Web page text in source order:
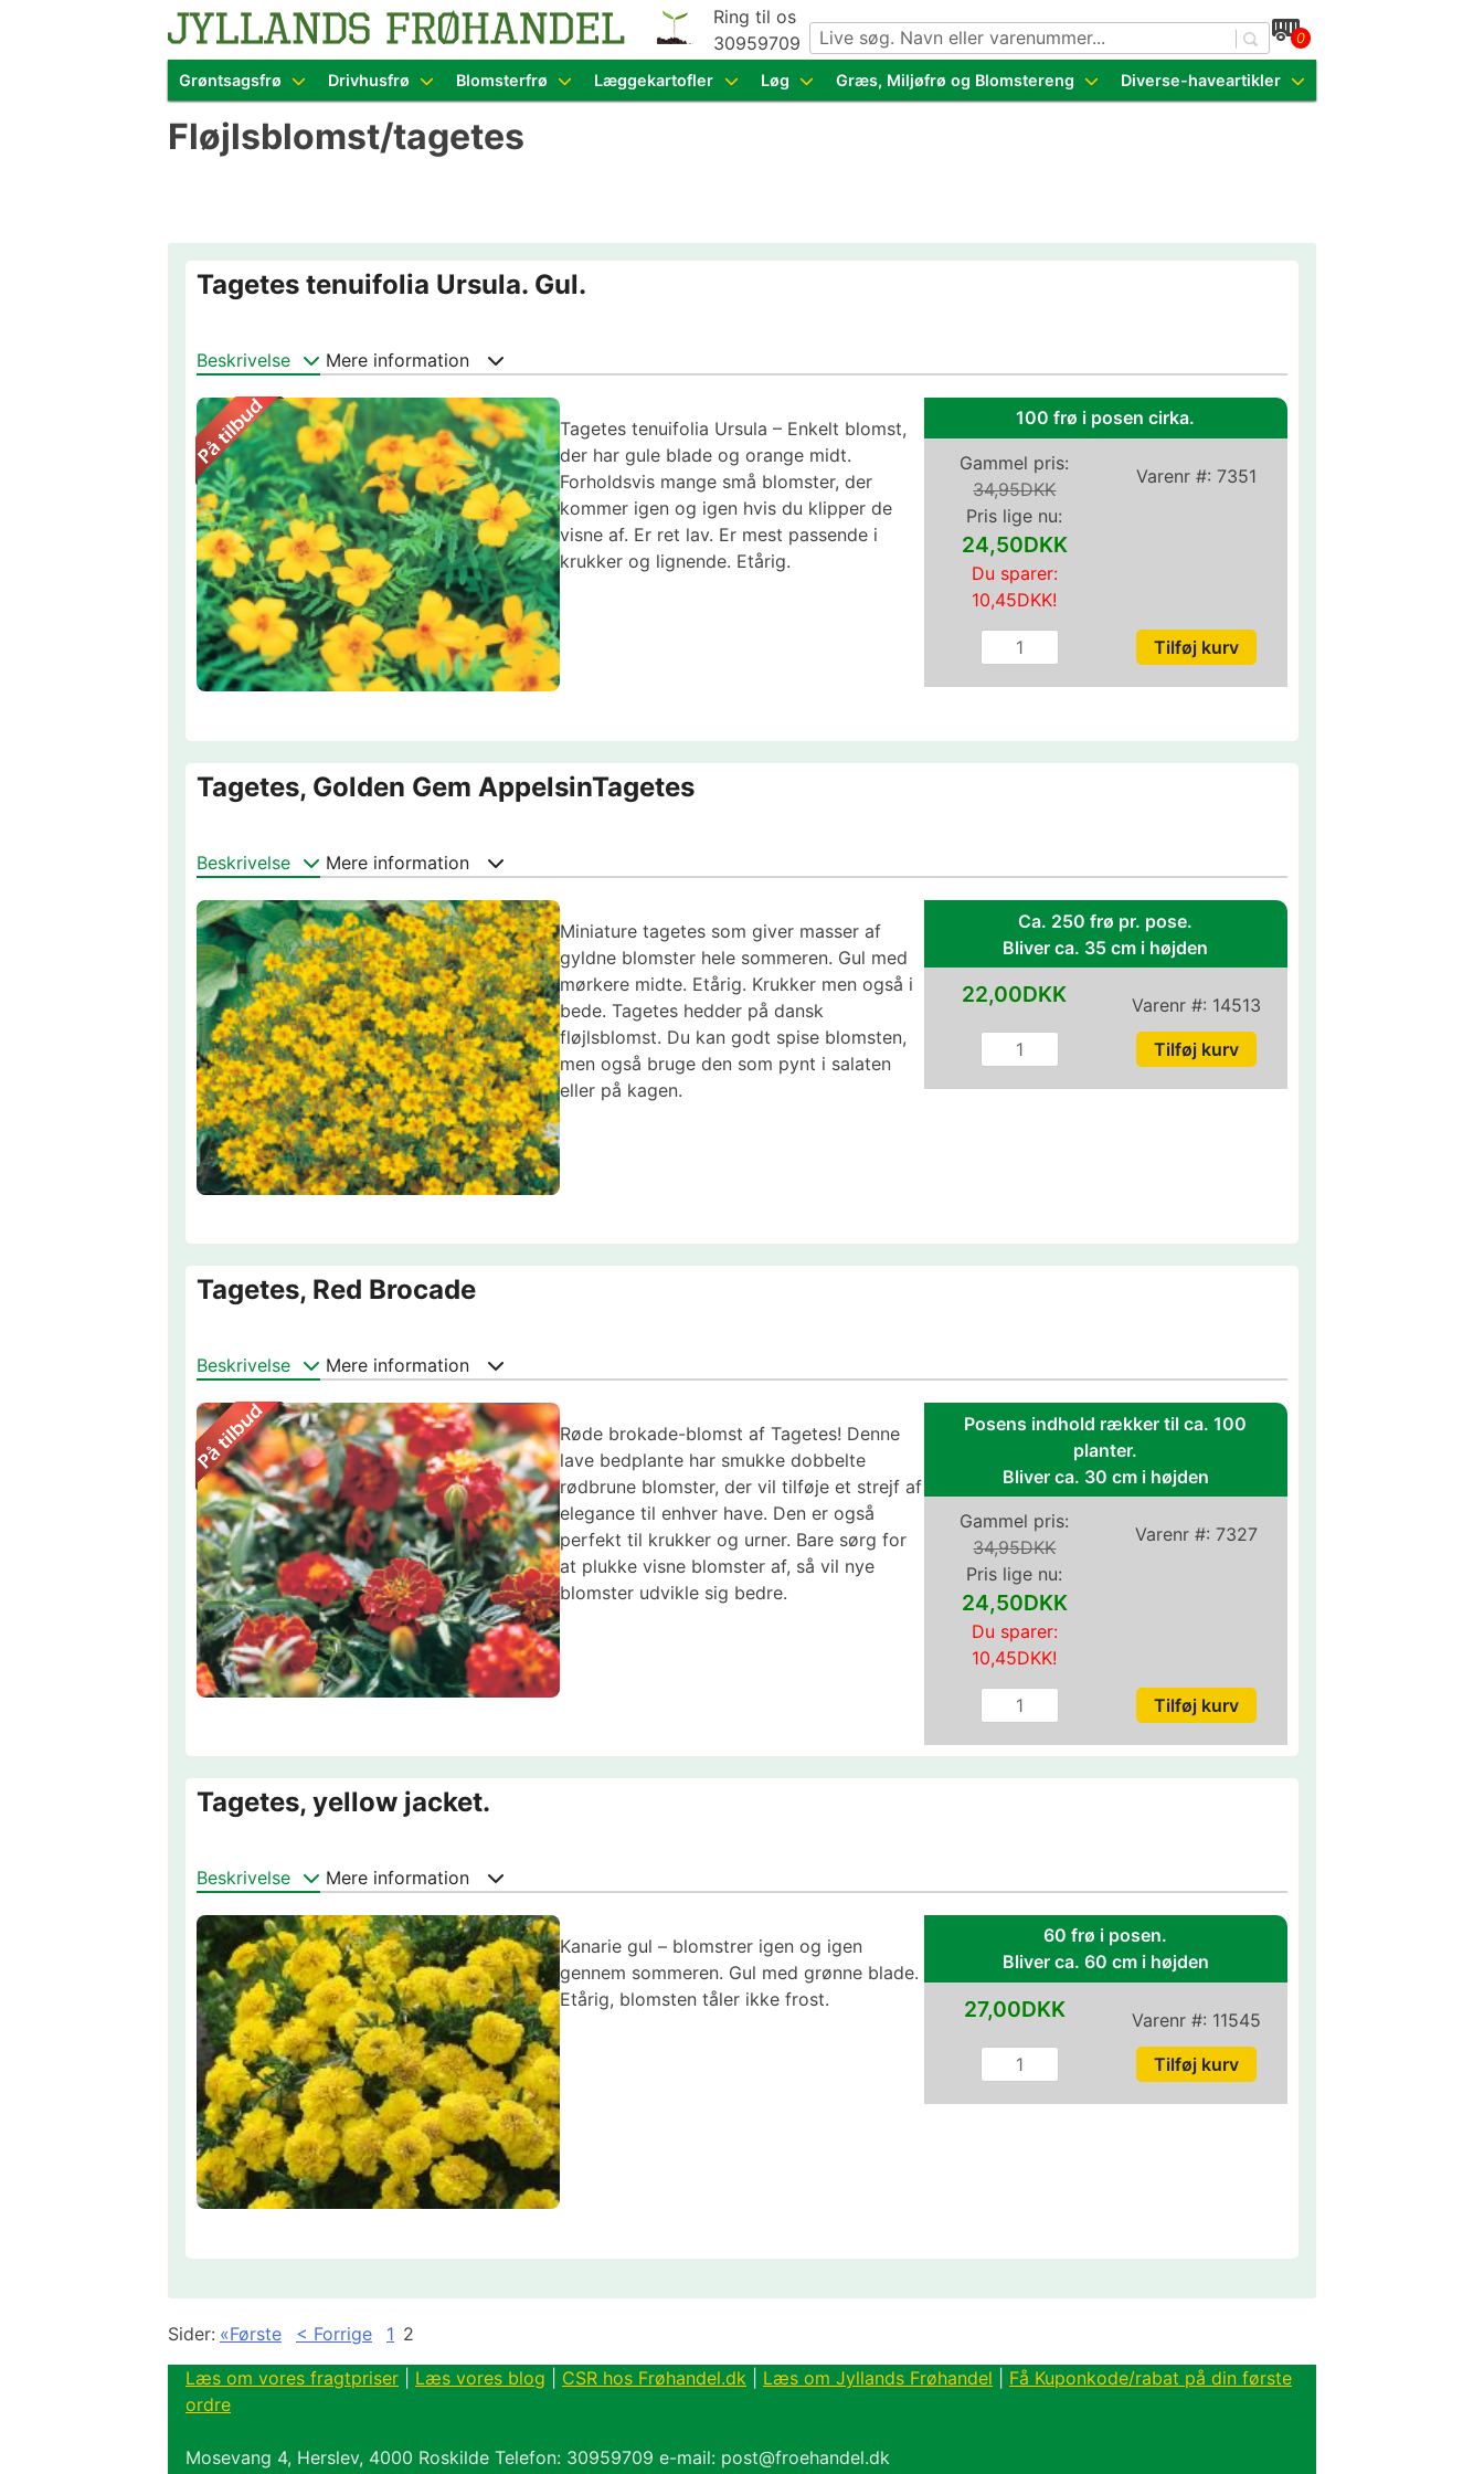
Skip
to
Blomster- og grøntsagsfrø fra hele Europa – få adgang til 1.229 spændende sorter
Ring til os
30959709
0
Grøntsagsfrø Drivhusfrø Blomsterfrø Læggekartofler Løg Græs, Miljøfrø og Blomstereng Diverse-haveartikler
Fløjlsblomst/tagetes
Tagetes tenuifolia Ursula. Gul.
Beskrivelse Mere information
Tagetes tenuifolia Ursula – Enkelt blomst,
der har gule blade og orange midt.
Forholdsvis mange små blomster, der
kommer igen og igen hvis du klipper de
visne af. Er ret lav. Er mest passende i
krukker og lignende. Etårig.
100 frø i posen cirka.
Varenr #: 7351
Gammel pris:
34,95DKK
Pris lige nu:
24,50DKK
Du sparer:
10,45DKK!
Tagetes, Golden Gem AppelsinTagetes
Beskrivelse Mere information
Miniature tagetes som giver masser af
gyldne blomster hele sommeren. Gul med
mørkere midte. Etårig. Krukker men også i
bede. Tagetes hedder på dansk
fløjlsblomst. Du kan godt spise blomsten,
men også bruge den som pynt i salaten
eller på kagen.
Ca. 250 frø pr. pose.
Bliver ca. 35 cm i højden
Varenr #: 14513
22,00DKK
Tagetes, Red Brocade
Beskrivelse Mere information
Røde brokade-blomst af Tagetes! Denne
lave bedplante har smukke dobbelte
rødbrune blomster, der vil tilføje et strejf af
elegance til enhver have. Den er også
perfekt til krukker og urner. Bare sørg for
at plukke visne blomster af, så vil nye
blomster udvikle sig bedre.
Posens indhold rækker til ca. 100
planter.
Bliver ca. 30 cm i højden
Varenr #: 7327
Gammel pris:
34,95DKK
Pris lige nu:
24,50DKK
Du sparer:
10,45DKK!
Tagetes, yellow jacket.
Beskrivelse Mere information
Kanarie gul – blomstrer igen og igen
gennem sommeren. Gul med grønne blade.
Etårig, blomsten tåler ikke frost.
60 frø i posen.
Bliver ca. 60 cm i højden
Varenr #: 11545
27,00DKK
Sider: «Første < Forrige 1 2
Læs om vores fragtpriser
Læs vores blog CSR hos Frøhandel.dk Læs om Jyllands Frøhandel
Få Kuponkode/rabat på din første
ordre
Mosevang 4, Herslev, 4000 Roskilde Telefon: 30959709 e-mail: post@froehandel.dk